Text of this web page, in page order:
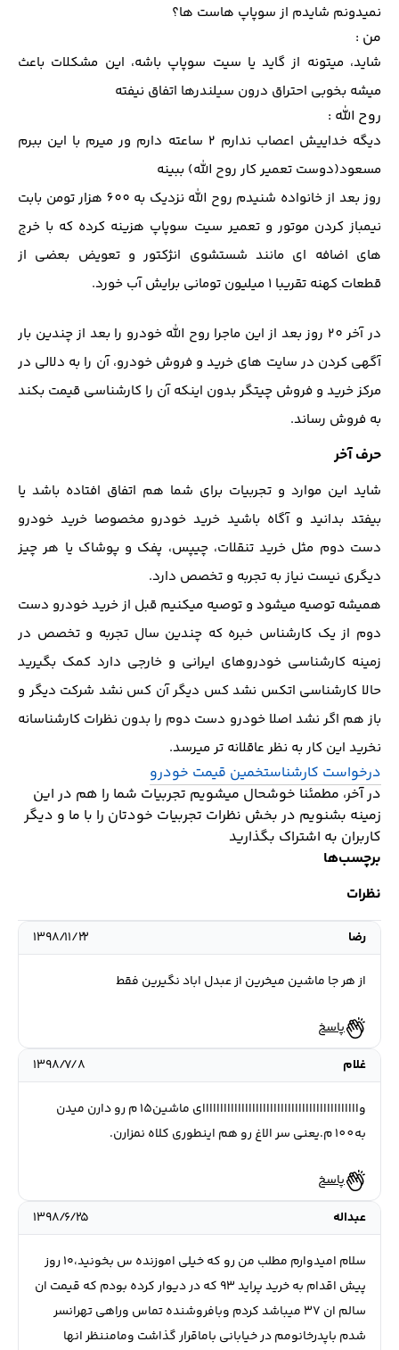
نمیدونم شایدم از سوپاپ هاست ها؟
من :
شاید، میتونه از گاید یا سیت سوپاپ باشه، این مشکلات باعث
میشه بخوبی احتراق درون سیلندرها اتفاق نیفته
روح الله :
دیگه خداییش اعصاب ندارم 2 ساعته دارم ور میرم با این ببرم
مسعود(دوست تعمیر کار روح الله) ببینه
روز بعد از خانواده شنیدم روح الله نزدیک به 600 هزار تومن بابت
نیمباز کردن موتور و تعمیر سیت سوپاپ هزینه کرده که با خرج
های اضافه ای مانند شستشوی انژکتور و تعویض بعضی از
قطعات کهنه تقریبا 1 میلیون تومانی برایش آب خورد.
در آخر 20 روز بعد از این ماجرا روح الله خودرو را بعد از چندین بار
آگهی کردن در سایت های خرید و فروش خودرو، آن را به دلالی در
مرکز خرید و فروش چیتگر بدون اینکه آن را کارشناسی قیمت بکند
به فروش رساند.
حرف آخر
شاید این موارد و تجربیات برای شما هم اتفاق افتاده باشد یا
بیفتد بدانید و آگاه باشید خرید خودرو مخصوصا خرید خودرو
دست دوم مثل خرید تنقلات، چیپس، پفک و پوشاک یا هر چیز
دیگری نیست نیاز به تجربه و تخصص دارد.
همیشه توصیه میشود و توصیه میکنیم قبل از خرید خودرو دست
دوم از یک کارشناس خبره که چندین سال تجربه و تخصص در
زمینه کارشناسی خودروهای ایرانی و خارجی دارد کمک بگیرید
حالا کارشناسی اتکس نشد کس دیگر آن کس نشد شرکت دیگر و
باز هم اگر نشد اصلا خودرو دست دوم را بدون نظرات کارشناسانه
نخرید این کار به نظر عاقلانه تر میرسد.
درخواست کارشناستخمین قیمت خودرو
در آخر، مطمئنا خوشحال میشویم تجربیات شما را هم در این
زمینه بشنویم در بخش نظرات تجربیات خودتان را با ما و دیگر
کاربران به اشتراک بگذارید
برچسب‌ها
نظرات
رضا ۱۳۹۸/۱۱/۲۲
از هر جا ماشین میخرین از عبدل اباد نگیرین فقط
پاسخ
غلام
۱۳۹۸/۷/۸
واااااااااااااااااااااااااااااااااااااااااااای ماشین15 م رو دارن میدن
به100 م.یعنی سر الاغ رو هم اینطوری کلاه نمزارن.
پاسخ
عبداله
۱۳۹۸/۶/۲۵
سلام امیدوارم مطلب من رو که خیلی اموزنده س بخونید،۱۰ روز
پیش اقدام به خرید پراید ۹۳ که در دیوار کرده بودم که قیمت ان
سالم ان ۳۷ میباشد کردم وبافروشنده تماس وراهی تهرانسر
شدم باپدرخانومم در خیابانی باماقرار گذاشت ومامننظر انها